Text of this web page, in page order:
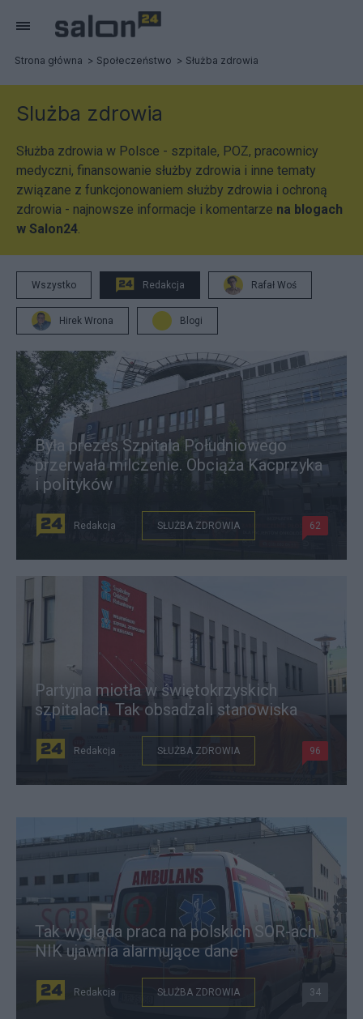
Strona główna Społeczeństwo Służba zdrowia
Slużba zdrowia
Służba zdrowia w Polsce - szpitale, POZ, pracownicy
medyczni, finansowanie służby zdrowia i inne tematy
związane z funkcjonowaniem służby zdrowia i ochroną
zdrowia - najnowsze informacje i komentarze na blogach
w Salon24.
Wszystko Redakcja Rafał Woś
Hirek Wrona Blogi
Była prezes Szpitala Południowego
przerwała milczenie. Obciąża Kacprzyka
i polityków
Redakcja SŁUŻBA ZDROWIA 62
Partyjna miotła w świętokrzyskich
szpitalach. Tak obsadzali stanowiska
Redakcja SŁUŻBA ZDROWIA 96
Tak wygląda praca na polskich SOR-ach.
NIK ujawnia alarmujące dane
Redakcja SŁUŻBA ZDROWIA 34